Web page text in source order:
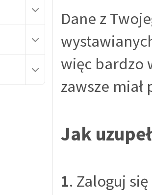
Dane z
więc bardzo
zawsze
Jak
1. Zaloguj